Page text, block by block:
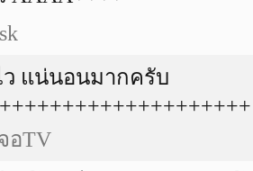
ว แน่นอนมากครับ
อTV